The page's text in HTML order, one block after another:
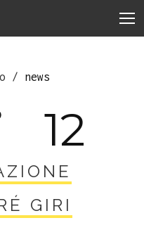
/ news
12
GIRI